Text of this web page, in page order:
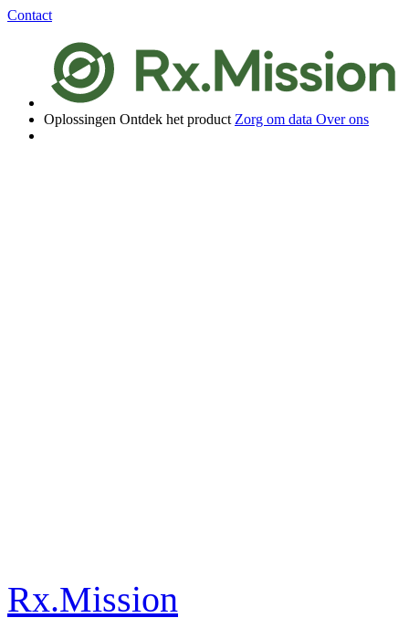
Contact
Oplossingen Ontdek het product Zorg om data Over ons
Rx.Mission